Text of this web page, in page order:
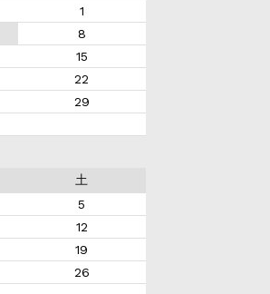
1
8
15
22
29
土
5
12
19
26